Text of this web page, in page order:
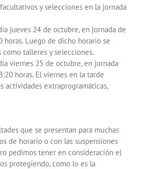
y selecciones en la jornada
jueves 24 de octubre, en jornada de
horas. Luego de dicho horario se
como talleres y selecciones.
viernes 25 de octubre, en jornada
horas. El viernes en la tarde
actividades extraprogramáticas,
que se presentan para muchas
de horario o con las suspensiones
pedimos tener en consideración el
protegiendo, como lo es la